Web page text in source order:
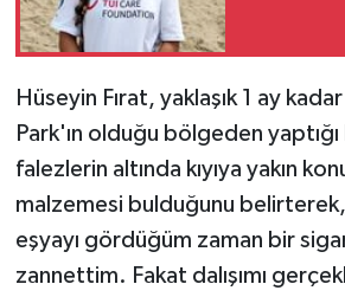
Hüseyin Fırat, yaklaşık 1 ay
Park'ın olduğu bölgeden yaptığı
falezlerin altında kıyıya yakın
malzemesi bulduğunu
eşyayı gördüğüm zaman bir
zannettim. Fakat dalışımı